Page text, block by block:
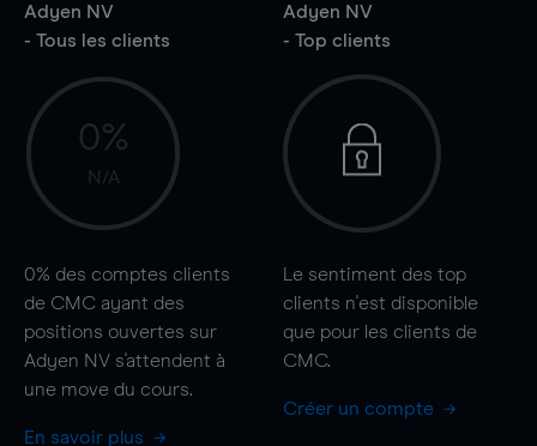
Adyen NV
- Tous les clients
0%
N/A
0% des comptes clients
de CMC ayant des
positions ouvertes sur
Adyen NV s'attendent à
une move du cours.
En savoir plus
Adyen NV
- Top clients
Le sentiment des top
clients n'est disponible
que pour les clients de
CMC.
Créer un compte